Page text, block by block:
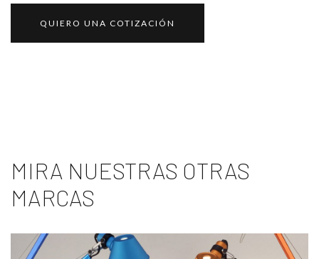
QUIERO UNA COTIZACIÓN
MIRA NUESTRAS OTRAS
MARCAS